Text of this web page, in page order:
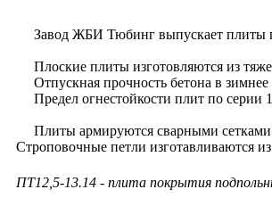
Завод ЖБИ Тюбинг выпускает плиты
Плоские плиты изготовляются из
Отпускная прочность бетона в зимнее
Предел огнестойкости плит по серии
Плиты армируются сварными сетками
Строповочные петли изготавливаются
ПТ12,5-13.14 - плита покрытия